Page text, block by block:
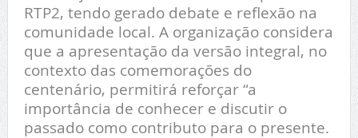
RTP2, tendo gerado debate e reflexão na
comunidade local. A organização considera
que a apresentação da versão integral, no
contexto das comemorações do
centenário, permitirá reforçar “a
importância de conhecer e discutir o
passado como contributo para o presente.